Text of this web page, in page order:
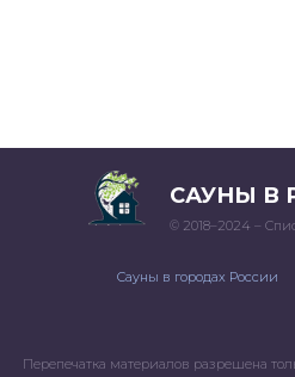
САУНЫ В
© 2018–2024 –
Сауны в городах России
Перепечатка материалов разрешена